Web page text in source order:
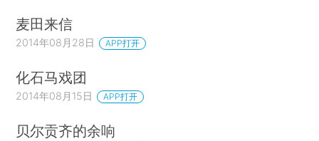
麦田来信
2014年08月28日 APP打开
化石马戏团
2014年08月15日 APP打开
贝尔贡齐的余响